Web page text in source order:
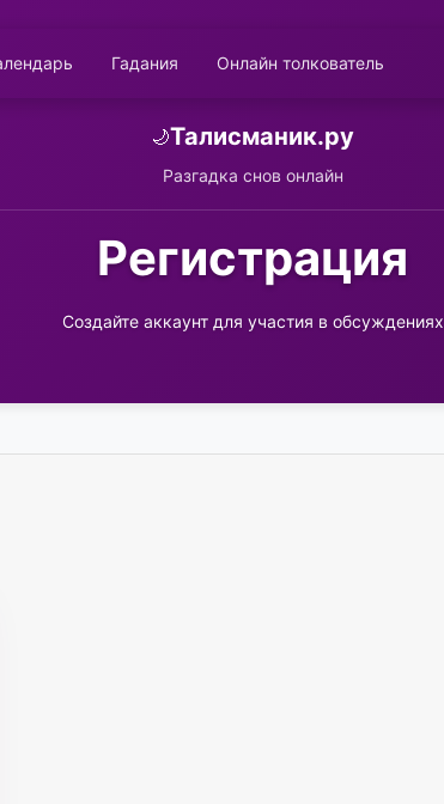
Гадания Онлайн толкователь
🌙Талисманик.ру
Разгадка снов онлайн
Регистрация
Создайте аккаунт для участия в обсуждениях